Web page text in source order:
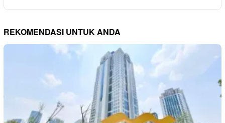
REKOMENDASI UNTUK ANDA